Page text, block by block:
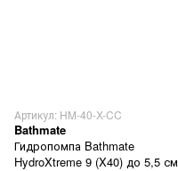
Артикул: HM-40-X-CC
Bathmate
Гидропомпа Bathmate
HydroXtreme 9 (X40) до 5,5 см